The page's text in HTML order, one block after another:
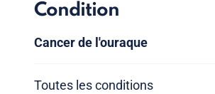
Condition
Cancer de l'ouraque
Toutes les conditions